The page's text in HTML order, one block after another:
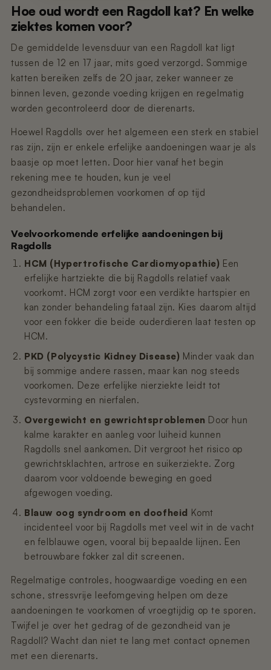
Hoe oud wordt een Ragdoll kat? En welke
ziektes komen voor?
De gemiddelde levensduur van een Ragdoll kat ligt
tussen de 12 en 17 jaar, mits goed verzorgd. Sommige
katten bereiken zelfs de 20 jaar, zeker wanneer ze
binnen leven, gezonde voeding krijgen en regelmatig
worden gecontroleerd door de dierenarts.
Hoewel Ragdolls over het algemeen een sterk en stabiel
ras zijn, zijn er enkele erfelijke aandoeningen waar je als
baasje op moet letten. Door hier vanaf het begin
rekening mee te houden, kun je veel
gezondheidsproblemen voorkomen of op tijd
behandelen.
Veelvoorkomende erfelijke aandoeningen bij
Ragdolls
HCM (Hypertrofische Cardiomyopathie) Een
erfelijke hartziekte die bij Ragdolls relatief vaak
voorkomt. HCM zorgt voor een verdikte hartspier en
kan zonder behandeling fataal zijn. Kies daarom altijd
voor een fokker die beide ouderdieren laat testen op
HCM.
PKD (Polycystic Kidney Disease) Minder vaak dan
bij sommige andere rassen, maar kan nog steeds
voorkomen. Deze erfelijke nierziekte leidt tot
cystevorming en nierfalen.
Overgewicht en gewrichtsproblemen Door hun
kalme karakter en aanleg voor luiheid kunnen
Ragdolls snel aankomen. Dit vergroot het risico op
gewrichtsklachten, artrose en suikerziekte. Zorg
daarom voor voldoende beweging en goed
afgewogen voeding.
Blauw oog syndroom en doofheid Komt
incidenteel voor bij Ragdolls met veel wit in de vacht
en felblauwe ogen, vooral bij bepaalde lijnen. Een
betrouwbare fokker zal dit screenen.
Regelmatige controles, hoogwaardige voeding en een
schone, stressvrije leefomgeving helpen om deze
aandoeningen te voorkomen of vroegtijdig op te sporen.
Twijfel je over het gedrag of de gezondheid van je
Ragdoll? Wacht dan niet te lang met contact opnemen
met een dierenarts.